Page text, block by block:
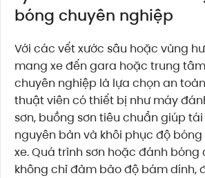
bóng chuyên nghiệp
Với các vết xước sâu hoặc vùng
mang xe đến gara hoặc trung
chuyên nghiệp là lựa chọn an
thuật viên có thiết bị như máy
sơn, buồng sơn tiêu chuẩn giúp
nguyên bản và khôi phục độ
xe. Quá trình sơn hoặc đánh bóng
không chỉ đảm bảo độ bám dính,